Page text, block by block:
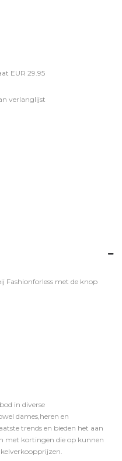
EUR 29.95
verlanglijst
Fashionforless met de knop
in diverse
dames,heren en
trends en bieden het aan
met kortingen die op kunnen